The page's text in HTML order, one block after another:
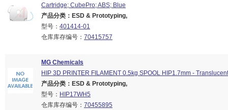
Cartridge; CubePro; ABS; Blue
产品分类：ESD & Prototyping,
型号： 401414-01
仓库库存编号： 70415757
MG Chemicals
HIP 3D PRINTER FILAMENT 0.5kg SPOOL HIP1.7mm - Translucent
产品分类：ESD & Prototyping,
型号： HIP17WH5
仓库库存编号： 70455895